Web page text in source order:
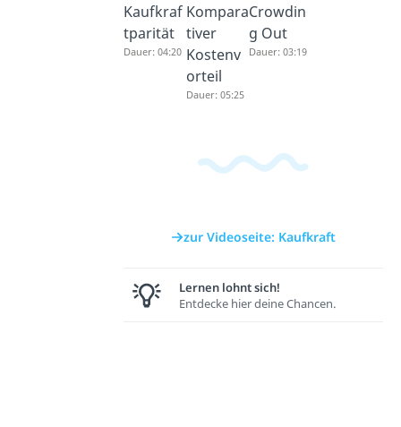
Kaufkraf
tparität
Dauer: 04:20
Kompara
tiver
Kostenv
orteil
Dauer: 05:25
Crowdin
g Out
Dauer: 03:19
zur Videoseite: Kaufkraft
Lernen lohnt sich!
Entdecke hier deine Chancen.